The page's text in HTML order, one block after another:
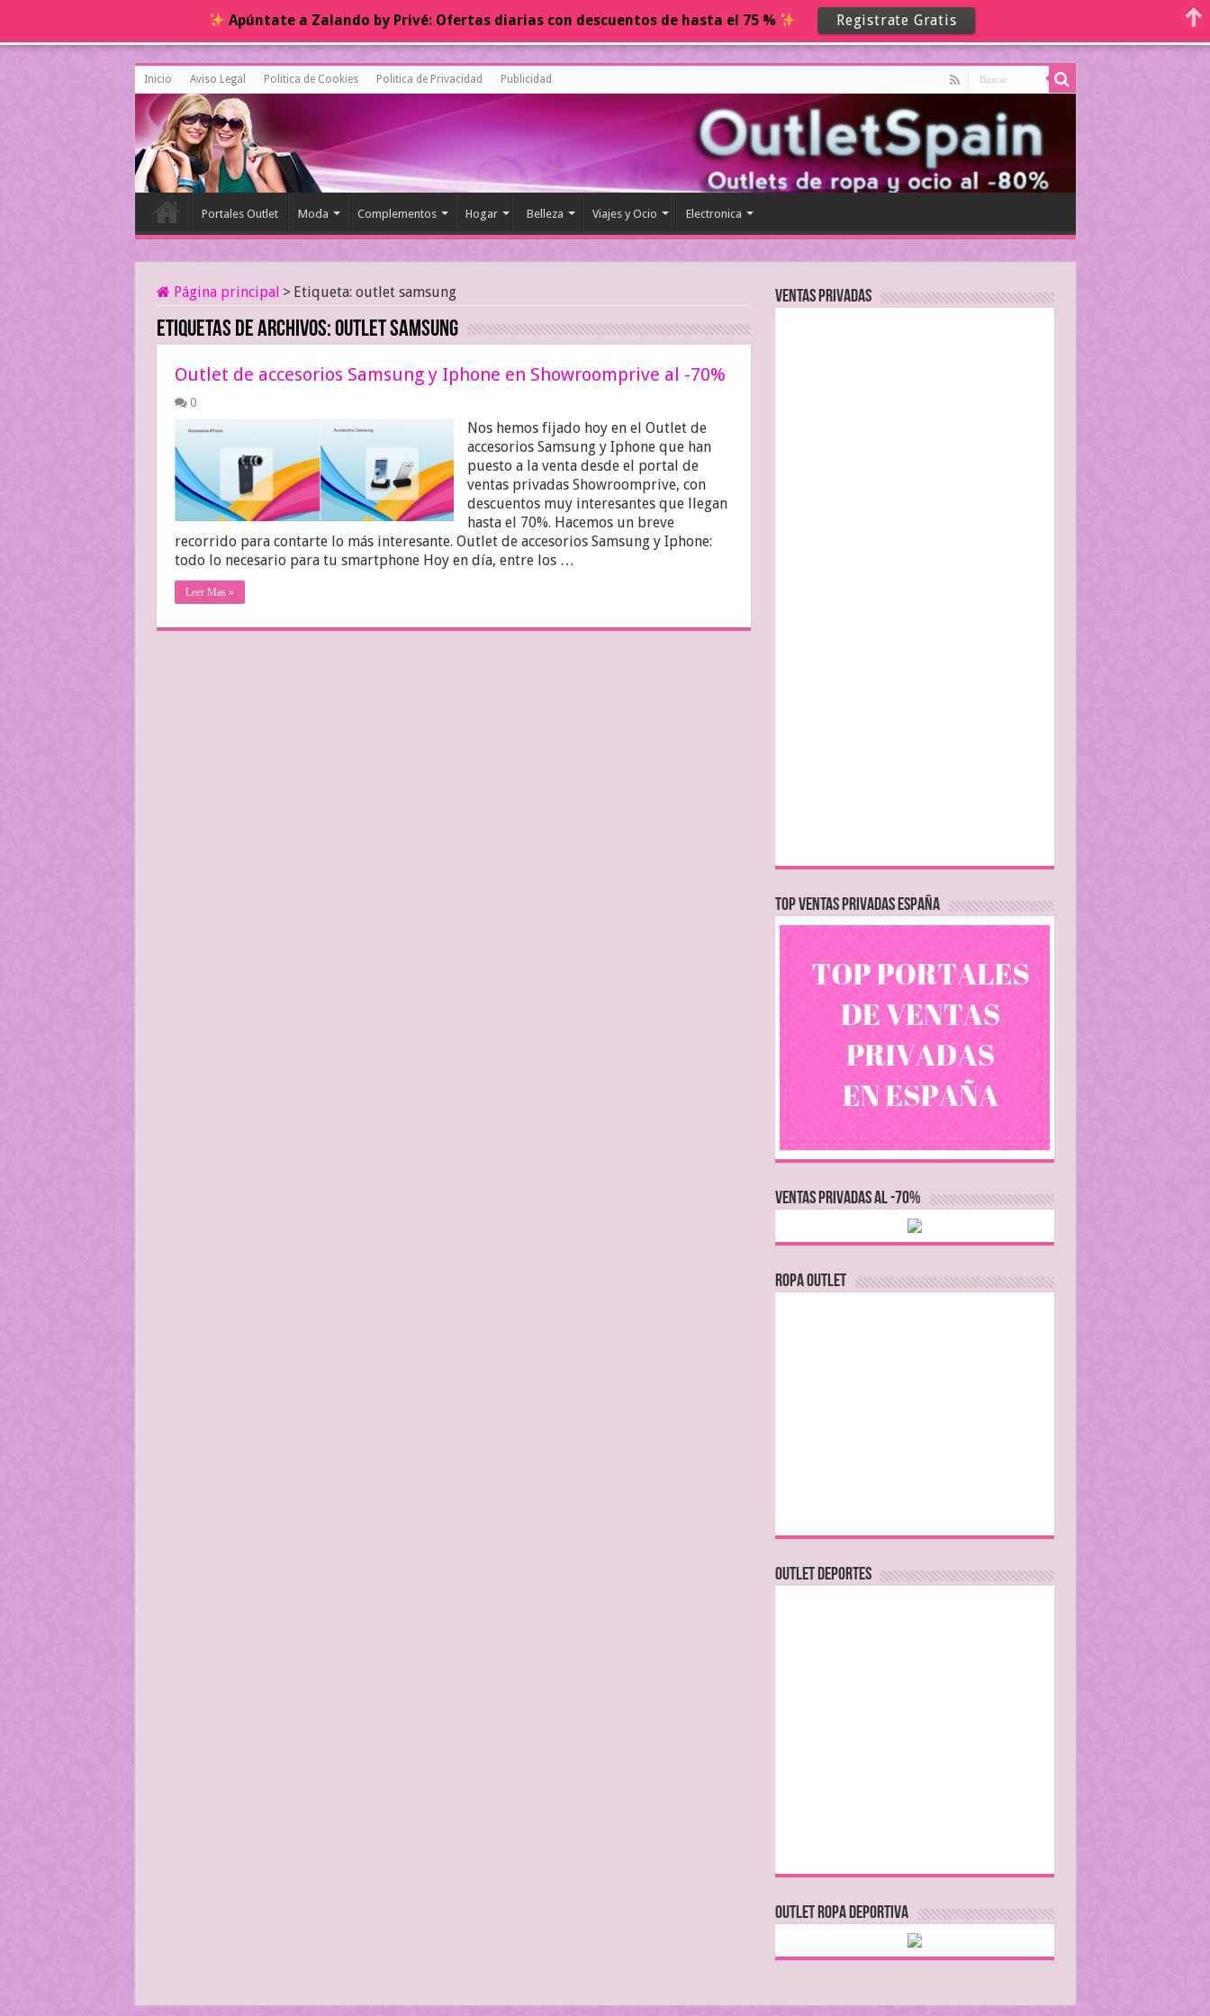
Inicio Aviso Legal Politica de Cookies Politica de Privacidad Publicidad
Portales Outlet Moda Complementos Hogar Belleza Viajes y Ocio Electronica
Página principal > Etiqueta: outlet samsung
Etiquetas de archivos:outlet samsung
Outlet de accesorios Samsung y Iphone en Showroomprive al -70%
0
Nos hemos fijado hoy en el Outlet de
accesorios Samsung y Iphone que han
puesto a la venta desde el portal de
ventas privadas Showroomprive, con
descuentos muy interesantes que llegan
hasta el 70%. Hacemos un breve
recorrido para contarte lo más interesante. Outlet de accesorios Samsung y Iphone:
todo lo necesario para tu smartphone Hoy en día, entre los …
Leer Mas »
Ventas Privadas
TOP VENTAS PRIVADAS ESPAÑA
VENTAS PRIVADAS AL -70%
Ropa Outlet
OUTLET DEPORTES
OUTLET ROPA DEPORTIVA
Apúntate a Zalando by Privé: Ofertas diarias con descuentos de hasta el 75 % Registrate Gratis